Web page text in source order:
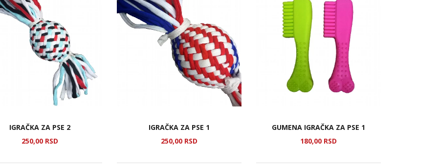
IGRAČKA ZA PSE 2
250,00 RSD
IGRAČKA ZA PSE 1
250,00 RSD
GUMENA IGRAČKA ZA PSE 1
180,00 RSD